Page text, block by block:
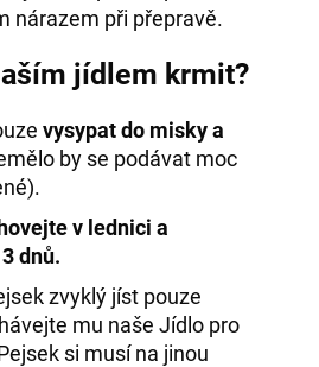
nárazem při přepravě.
jídlem krmit?
vysypat do misky a
by se podávat moc
v lednici a
dnů.
zvyklý jíst pouze
mu naše Jídlo pro
si musí na jinou